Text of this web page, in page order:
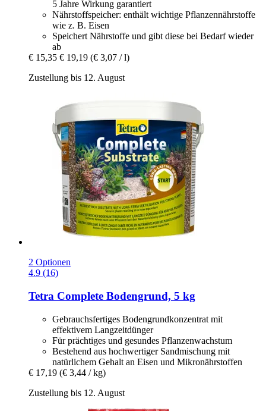
5 Jahre Wirkung garantiert
Nährstoffspeicher: enthält wichtige Pflanzennährstoffe
wie z. B. Eisen
Speichert Nährstoffe und gibt diese bei Bedarf wieder
ab
€ 15,35 € 19,19 (€ 3,07 / l)
Zustellung bis 12. August
2 Optionen
4.9 (16)
Tetra Complete Bodengrund, 5 kg
Gebrauchsfertiges Bodengrundkonzentrat mit
effektivem Langzeitdünger
Für prächtiges und gesundes Pflanzenwachstum
Bestehend aus hochwertiger Sandmischung mit
natürlichem Gehalt an Eisen und Mikronährstoffen
€ 17,19 (€ 3,44 / kg)
Zustellung bis 12. August